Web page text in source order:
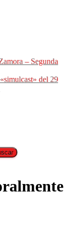
– Segunda
del 29